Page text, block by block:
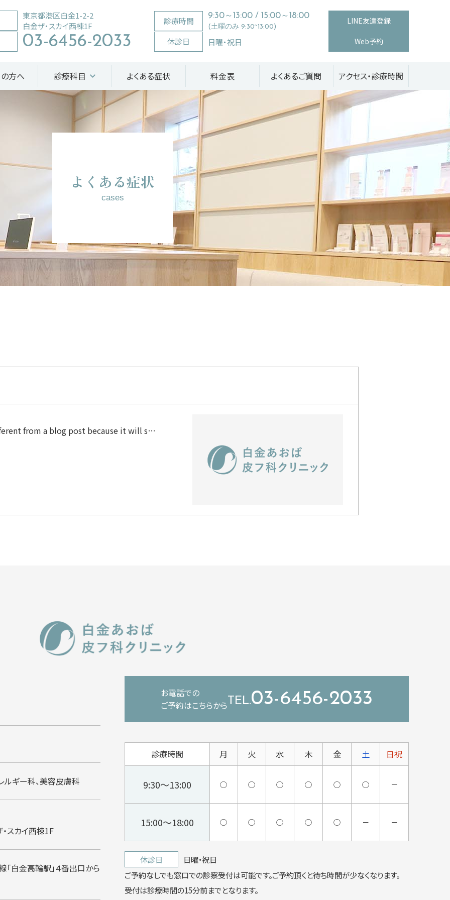
東京都港区白金1-2-2
白金ザ・スカイ西棟1F
03-6456-2033
診療時間 9:30～13:00 / 15:00～18:00
(土曜のみ 9:30~13:00)
休診日 日曜・祝日
LINE友達登録
Web予約
方へ 診療科目 よくある症状 料金表 よくあるご質問 アクセス・診療時間
よくある症状
cases
from a blog post because it will s…
ルギー科、美容皮膚科
スカイ西棟1F
白金高輪駅」４番出口から
お電話での
ご予約はこちらから
03-6456-2033
休診日
日曜・祝日
ご予約なしでも窓口での診察受付は可能です。ご予約頂くと待ち時間が少なくなります。
受付は診療時間の15分前までとなります。
診療時間 月 火 水 木 金 土 日祝
9:30～13:00 ○ ○ ○ ○ ○ ○ －
15:00～18:00 ○ ○ ○ ○ ○ － －